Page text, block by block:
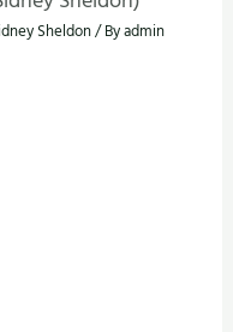
Sheldon/ Byadmin